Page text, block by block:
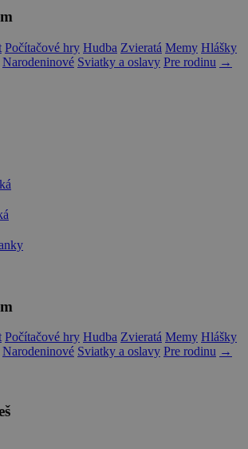
Počítačové hry Hudba Zvieratá Memy Hlášky
Narodeninové Sviatky a oslavy Pre rodinu →
Počítačové hry Hudba Zvieratá Memy Hlášky
Narodeninové Sviatky a oslavy Pre rodinu →